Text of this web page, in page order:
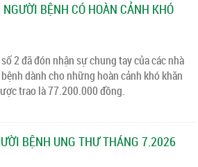
BỆNH CÓ HOÀN CẢNH KHÓ
2 đã đón nhận sự chung tay của các nhà
dành cho những hoàn cảnh khó khăn
trao là 77.200.000 đồng.
BỆNH UNG THƯ THÁNG 7.2026